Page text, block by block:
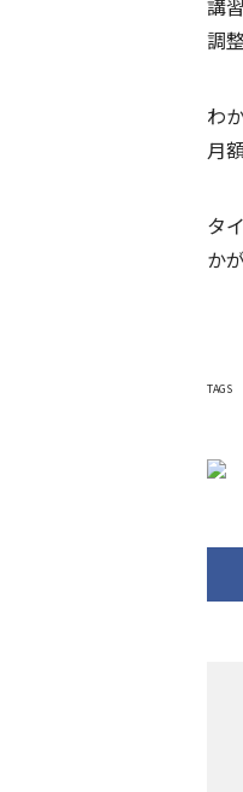
調
わ
月
タ
か
TAGS